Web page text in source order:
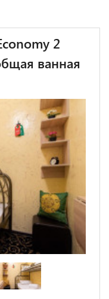
2
ванная